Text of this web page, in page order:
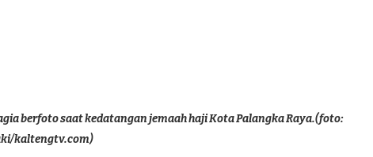
berfoto saat kedatangan jemaah haji Kota Palangka Raya.(foto:
kaltengtv.com)